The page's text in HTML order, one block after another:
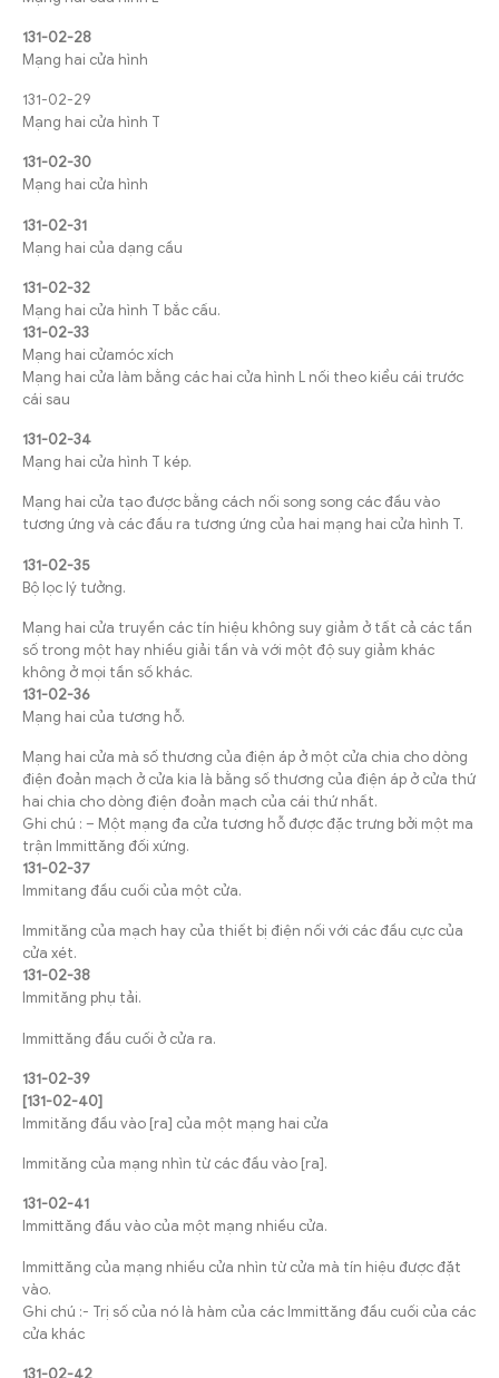
131-02-28
Mạng hai cửa hình
131-02-29
Mạng hai cửa hình T
131-02-30
Mạng hai cửa hình
131-02-31
Mạng hai của dạng cầu
131-02-32
Mạng hai cửa hình T bắc cấu.
131-02-33
Mạng hai cửamóc xích
Mạng hai cửa làm bằng các hai cửa hình L nối theo kiểu cái trước
cái sau
131-02-34
Mạng hai cửa hình T kép.
Mạng hai cửa tạo được bằng cách nối song song các đầu vào
tương ứng và các đầu ra tương ứng của hai mạng hai cửa hình T.
131-02-35
Bộ lọc lý tưởng.
Mạng hai cửa truyền các tín hiệu không suy giảm ở tất cả các tần
số trong một hay nhiều giải tần và với một độ suy giảm khác
không ở mọi tần số khác.
131-02-36
Mạng hai của tương hỗ.
Mạng hai cửa mà số thương của điện áp ở một cửa chia cho dòng
điện đoản mạch ở cửa kia là bằng số thương của điện áp ở cửa thứ
hai chia cho dòng điện đoản mạch của cái thứ nhất.
Ghi chú : – Một mạng đa cửa tương hỗ được đặc trưng bởi một ma
trận Immittăng đối xứng.
131-02-37
Immitang đầu cuối của một cửa.
Immităng của mạch hay của thiết bị điện nối với các đầu cực của
cửa xét.
131-02-38
Immităng phụ tải.
Immittăng đầu cuối ở cửa ra.
131-02-39
[131-02-40]
Immităng đầu vào [ra] của một mạng hai cửa
Immităng của mạng nhìn từ các đầu vào [ra].
131-02-41
Immittăng đầu vào của một mạng nhiều cửa.
Immittăng của mạng nhiều cửa nhìn từ cửa mà tín hiệu được đặt
vào.
Ghi chú :- Trị số của nó là hàm của các Immittăng đầu cuối của các
cửa khác
131-02-42